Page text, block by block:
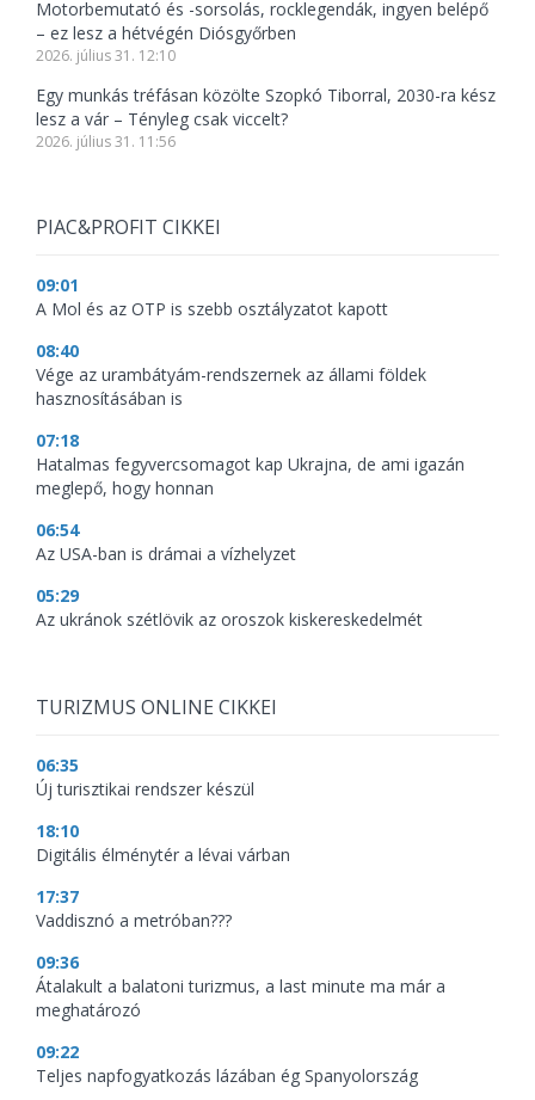
Motorbemutató és -sorsolás, rocklegendák, ingyen belépő
– ez lesz a hétvégén Diósgyőrben
2026. július 31. 12:10
Egy munkás tréfásan közölte Szopkó Tiborral, 2030-ra kész
lesz a vár – Tényleg csak viccelt?
2026. július 31. 11:56
PIAC&PROFIT CIKKEI
09:01
A Mol és az OTP is szebb osztályzatot kapott
08:40
Vége az urambátyám-rendszernek az állami földek
hasznosításában is
07:18
Hatalmas fegyvercsomagot kap Ukrajna, de ami igazán
meglepő, hogy honnan
06:54
Az USA-ban is drámai a vízhelyzet
05:29
Az ukránok szétlövik az oroszok kiskereskedelmét
TURIZMUS ONLINE CIKKEI
06:35
Új turisztikai rendszer készül
18:10
Digitális élménytér a lévai várban
17:37
Vaddisznó a metróban???
09:36
Átalakult a balatoni turizmus, a last minute ma már a
meghatározó
09:22
Teljes napfogyatkozás lázában ég Spanyolország